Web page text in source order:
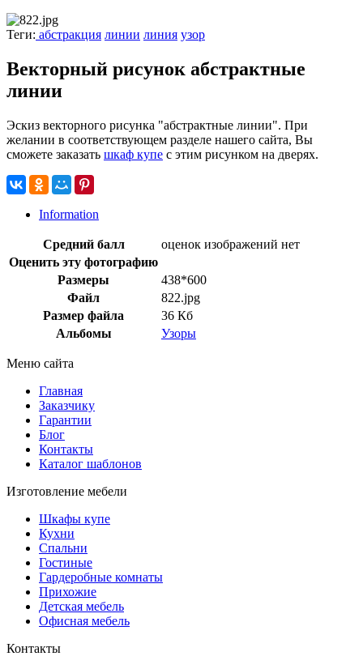
Теги: абстракция линии линия узор
Векторный рисунок абстрактные
линии
Эскиз векторного рисунка "абстрактные линии". При
желании в соответствующем разделе нашего сайта, Вы
сможете заказать шкаф купе с этим рисунком на дверях.
Information
Средний балл
оценок изображений нет
Оценить эту фотографию
Размеры
438*600
Файл
822.jpg
Размер файла
36 Кб
Альбомы
Узоры
Меню сайта
Главная
Заказчику
Гарантии
Блог
Контакты
Каталог шаблонов
Изготовление мебели
Шкафы купе
Кухни
Спальни
Гостиные
Гардеробные комнаты
Прихожие
Детская мебель
Офисная мебель
Контакты